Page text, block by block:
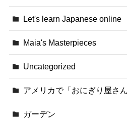
Let's learn Japanese online
Maia's Masterpieces
Uncategorized
アメリカで「おにぎり屋さ
ガーデン